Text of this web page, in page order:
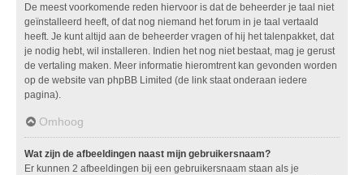
De meest voorkomende reden hiervoor is dat de beheerder je taal niet
geïnstalleerd heeft, of dat nog niemand het forum in je taal vertaald
heeft. Je kunt altijd aan de beheerder vragen of hij het talenpakket, dat
je nodig hebt, wil installeren. Indien het nog niet bestaat, mag je gerust
de vertaling maken. Meer informatie hieromtrent kan gevonden worden
op de website van phpBB Limited (de link staat onderaan iedere
pagina).
Omhoog
Wat zijn de afbeeldingen naast mijn gebruikersnaam?
Er kunnen 2 afbeeldingen bij een gebruikersnaam staan als je